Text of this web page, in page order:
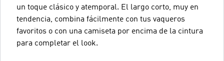
un toque clásico y atemporal. El largo corto, muy en
tendencia, combina fácilmente con tus vaqueros
favoritos o con una camiseta por encima de la cintura
para completar el look.